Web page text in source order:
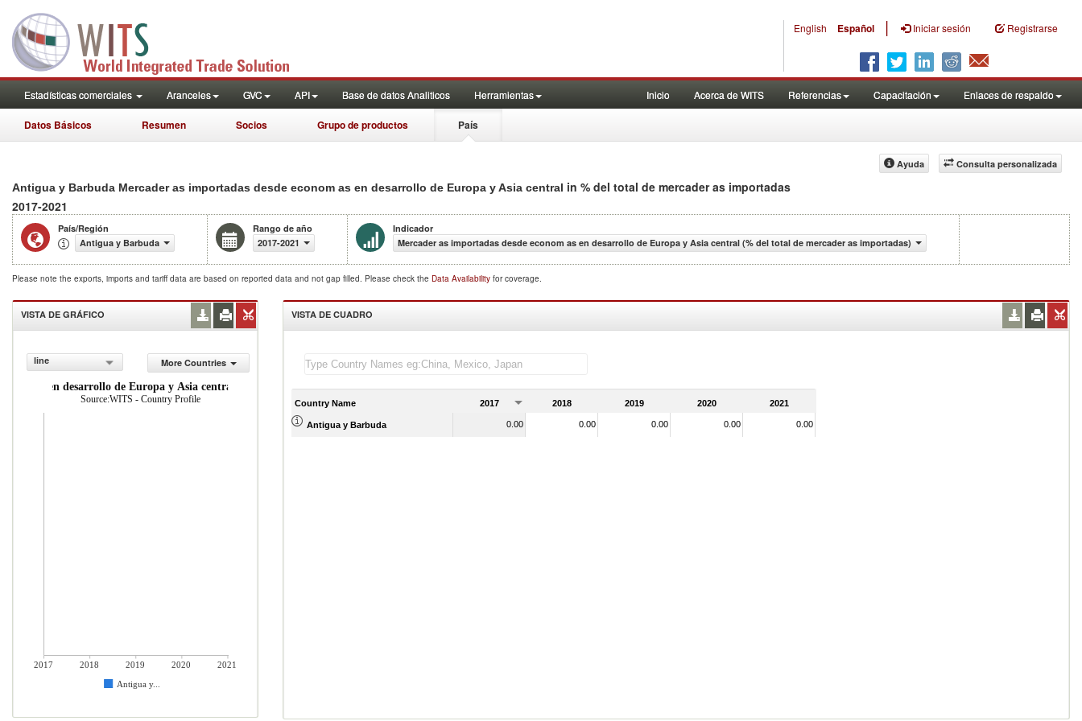
English Español | Iniciar sesión Registrarse
Estadísticas comerciales Aranceles GVC API Base de datos Analiticos Herramientas Inicio Acerca de WITS Referencias Capacitación Enlaces de respaldo
Datos Básicos Resumen Socios Grupo de productos País
Consulta personalizada
Ayuda
Antigua y Barbuda Mercader as importadas desde econom as en desarrollo de Europa y Asia central in % del total de mercader as importadas
2017-2021
País/Región
Antigua y Barbuda
Rango de año
2017-2021
Indicador
Mercader as importadas desde econom as en desarrollo de Europa y Asia central (% del total de mercader as importadas)
Please note the exports, imports and tariff data are based on reported data and not gap filled. Please check the Data Availability for coverage.
VISTA DE GRÁFICO
line
More Countries
as en desarrollo de Europa y Asia central (% del total de mercader as importadas)
Source:WITS - Country Profile
2017 2018 2019 2020
2021
Antigua y...
VISTA DE CUADRO
Country Name 2017 2018 2019 2020 2021
Antigua y Barbuda 0.00 0.00 0.00 0.00 0.00